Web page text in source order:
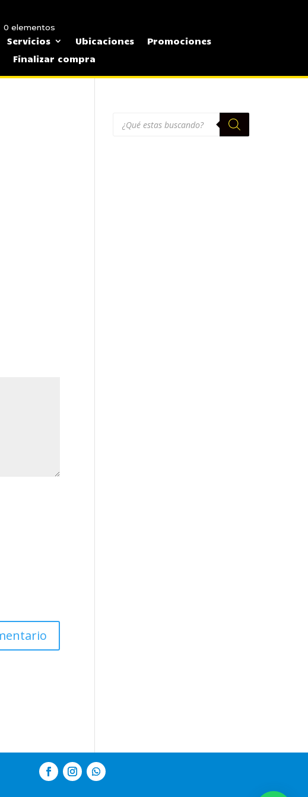
0 elementos
Servicios Ubicaciones
Promociones
Finalizar compra
productos